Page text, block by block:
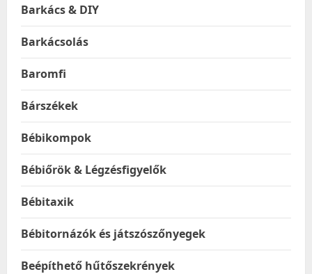
Barkács & DIY
Barkácsolás
Baromfi
Bárszékek
Bébikompok
Bébiőrök & Légzésfigyelők
Bébitaxik
Bébitornázók és játszószőnyegek
Beépíthető hűtőszekrények